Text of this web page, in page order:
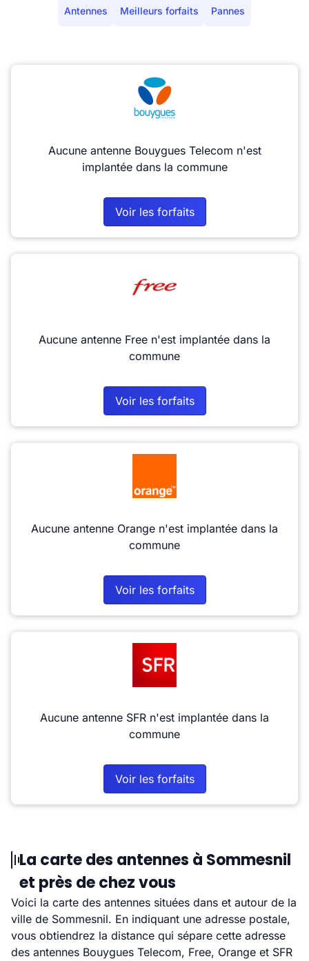
Antennes Meilleurs forfaits Pannes
Aucune antenne Bouygues Telecom n'est
implantée dans la commune
Voir les forfaits
Aucune antenne Free n'est implantée dans la
commune
Voir les forfaits
Aucune antenne Orange n'est implantée dans la
commune
Voir les forfaits
Aucune antenne SFR n'est implantée dans la
commune
Voir les forfaits
La carte des antennes à Sommesnil
et près de chez vous
Voici la carte des antennes situées dans et autour de la
ville de Sommesnil. En indiquant une adresse postale,
vous obtiendrez la distance qui sépare cette adresse
des antennes Bouygues Telecom, Free, Orange et SFR